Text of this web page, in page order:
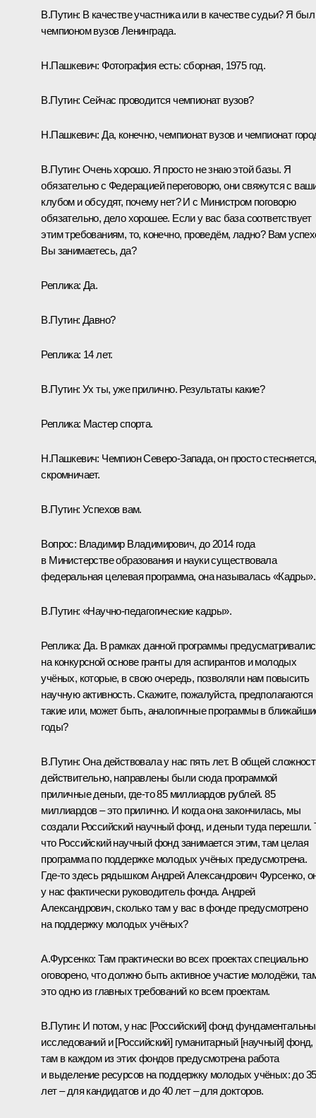
В.Путин: В качестве участника или в качестве судьи? Я был
чемпионом вузов Ленинграда.
Н.Пашкевич: Фотография есть: сборная, 1975 год.
В.Путин: Сейчас проводится чемпионат вузов?
Н.Пашкевич: Да, конечно, чемпионат вузов и чемпионат
В.Путин: Очень хорошо. Я просто не знаю этой базы. Я
обязательно с Федерацией переговорю, они свяжутся с
клубом и обсудят, почему нет? И с Министром поговорю
обязательно, дело хорошее. Если у вас база соответствует
этим требованиям, то, конечно, проведём, ладно? Вам
Вы занимаетесь, да?
Реплика: Да.
В.Путин: Давно?
Реплика: 14 лет.
В.Путин: Ух ты, уже прилично. Результаты какие?
Реплика: Мастер спорта.
Н.Пашкевич: Чемпион Северо-Запада, он просто стесняется,
скромничает.
В.Путин: Успехов вам.
Вопрос: Владимир Владимирович, до 2014 года
в Министерстве образования и науки существовала
федеральная целевая программа, она называлась «Кадры».
В.Путин: «Научно-педагогические кадры».
Реплика: Да. В рамках данной программы
на конкурсной основе гранты для аспирантов и молодых
учёных, которые, в свою очередь, позволяли нам повысить
научную активность. Скажите, пожалуйста, предполагаются
такие или, может быть, аналогичные программы в
годы?
В.Путин: Она действовала у нас пять лет. В общей
действительно, направлены были сюда программой
приличные деньги, где‑то 85 миллиардов рублей. 85
миллиардов – это прилично. И когда она закончилась, мы
создали Российский научный фонд, и деньги туда перешли.
что Российский научный фонд занимается этим, там целая
программа по поддержке молодых учёных предусмотрена.
Где‑то здесь рядышком Андрей Александрович Фурсенко,
у нас фактически руководитель фонда. Андрей
Александрович, сколько там у вас в фонде предусмотрено
на поддержку молодых учёных?
А.Фурсенко: Там практически во всех проектах специально
оговорено, что должно быть активное участие молодёжи,
это одно из главных требований ко всем проектам.
В.Путин: И потом, у нас [Российский] фонд
исследований и [Российский] гуманитарный [научный] фонд,
там в каждом из этих фондов предусмотрена работа
и выделение ресурсов на поддержку молодых учёных: до 35
лет – для кандидатов и до 40 лет – для докторов.